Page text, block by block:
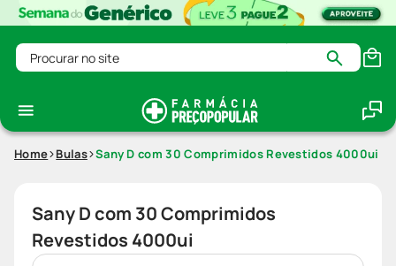
Procurar no site
Home Bulas Sany D com 30 Comprimidos Revestidos 4000ui
Sany D com 30 Comprimidos
Revestidos 4000ui